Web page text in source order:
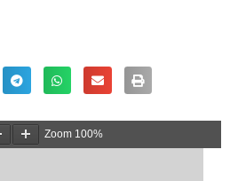
Zoom 100%